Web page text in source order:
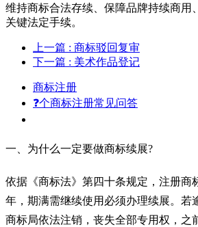
维持商标合法存续、保障品牌持续商用
关键法定手续。
上一篇 : 商标驳回复审
下一篇 : 美术作品登记
商标注册
❓个商标注册常见问答
一、为什么一定要做商标续展?
依据《商标法》第四十条规定，注册商
年，期满需继续使用必须办理续展。若
商标局依法注销，丧失全部专用权，之